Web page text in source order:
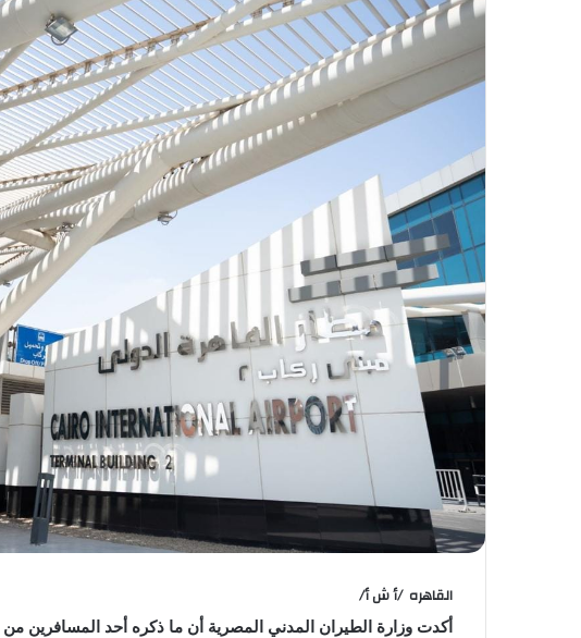
القاهره /أ ش أ/
أكدت وزارة الطيران المدني المصرية أن ما ذكره أحد المسافرين من